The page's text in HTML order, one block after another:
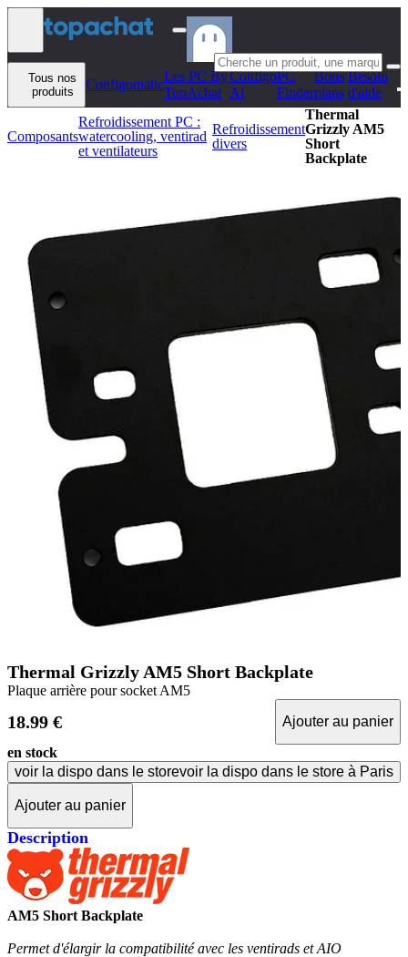
Aller au contenu
Tous nos
produits
Configomatic
Les PC By
TopAchat
Configo
Ai
PC
Finder
Bons
plans
Besoin
d'aide
Composants
Refroidissement PC :
watercooling, ventirad
et ventilateurs
Refroidissement
divers
Thermal
Grizzly AM5
Short
Backplate
Thermal Grizzly AM5 Short Backplate
Plaque arrière pour socket AM5
18.99 €
Ajouter au panier
en stock
voir la dispo dans le storevoir la dispo dans le store à Paris
Ajouter au panier
Description
AM5 Short Backplate
Permet d'élargir la compatibilité avec les ventirads et AIO